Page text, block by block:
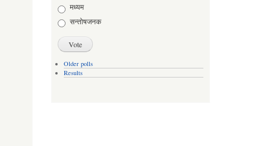
मध्यम
सन्तोषजनक
Older polls
Results